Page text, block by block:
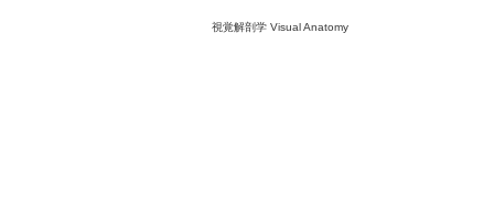
視覚解剖学 Visual Anatomy